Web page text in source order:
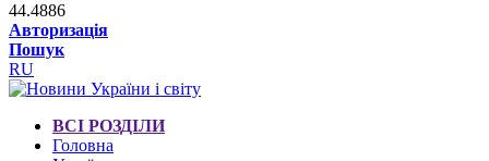
44.4886
Авторизація
Пошук
RU
ВСІ РОЗДІЛИ
Головна